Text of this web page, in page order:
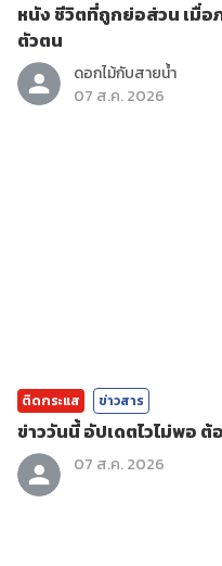
หนัง ชีวิตที่ถูกย่อส่วน เมื่อ
ตัวตน
ดอกไม้กับสายน้ำ
07 ส.ค. 2026
ติดกระแส ข่าวสาร
ข่าววันนี้ อัปเดตไวไม่พอ ต้
07 ส.ค. 2026